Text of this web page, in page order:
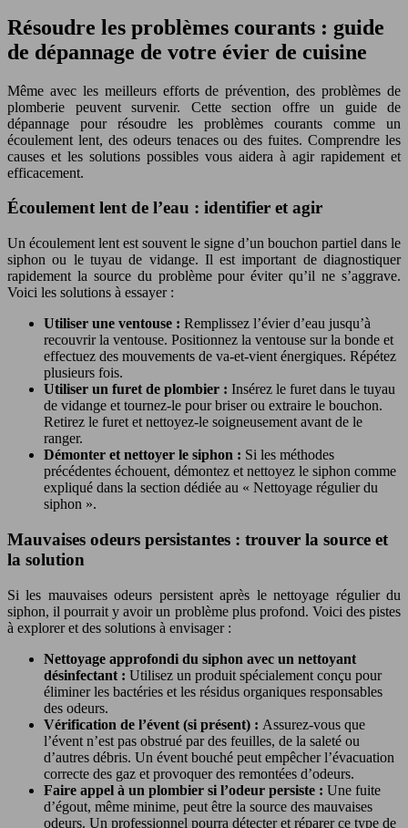
Résoudre les problèmes courants : guide
de dépannage de votre évier de cuisine
Même avec les meilleurs efforts de prévention, des problèmes de
plomberie peuvent survenir. Cette section offre un guide de
dépannage pour résoudre les problèmes courants comme un
écoulement lent, des odeurs tenaces ou des fuites. Comprendre les
causes et les solutions possibles vous aidera à agir rapidement et
efficacement.
Écoulement lent de l’eau : identifier et agir
Un écoulement lent est souvent le signe d’un bouchon partiel dans le
siphon ou le tuyau de vidange. Il est important de diagnostiquer
rapidement la source du problème pour éviter qu’il ne s’aggrave.
Voici les solutions à essayer :
Utiliser une ventouse : Remplissez l’évier d’eau jusqu’à
recouvrir la ventouse. Positionnez la ventouse sur la bonde et
effectuez des mouvements de va-et-vient énergiques. Répétez
plusieurs fois.
Utiliser un furet de plombier : Insérez le furet dans le tuyau
de vidange et tournez-le pour briser ou extraire le bouchon.
Retirez le furet et nettoyez-le soigneusement avant de le
ranger.
Démonter et nettoyer le siphon : Si les méthodes
précédentes échouent, démontez et nettoyez le siphon comme
expliqué dans la section dédiée au « Nettoyage régulier du
siphon ».
Mauvaises odeurs persistantes : trouver la source et
la solution
Si les mauvaises odeurs persistent après le nettoyage régulier du
siphon, il pourrait y avoir un problème plus profond. Voici des pistes
à explorer et des solutions à envisager :
Nettoyage approfondi du siphon avec un nettoyant
désinfectant : Utilisez un produit spécialement conçu pour
éliminer les bactéries et les résidus organiques responsables
des odeurs.
Vérification de l’évent (si présent) : Assurez-vous que
l’évent n’est pas obstrué par des feuilles, de la saleté ou
d’autres débris. Un évent bouché peut empêcher l’évacuation
correcte des gaz et provoquer des remontées d’odeurs.
Faire appel à un plombier si l’odeur persiste : Une fuite
d’égout, même minime, peut être la source des mauvaises
odeurs. Un professionnel pourra détecter et réparer ce type de